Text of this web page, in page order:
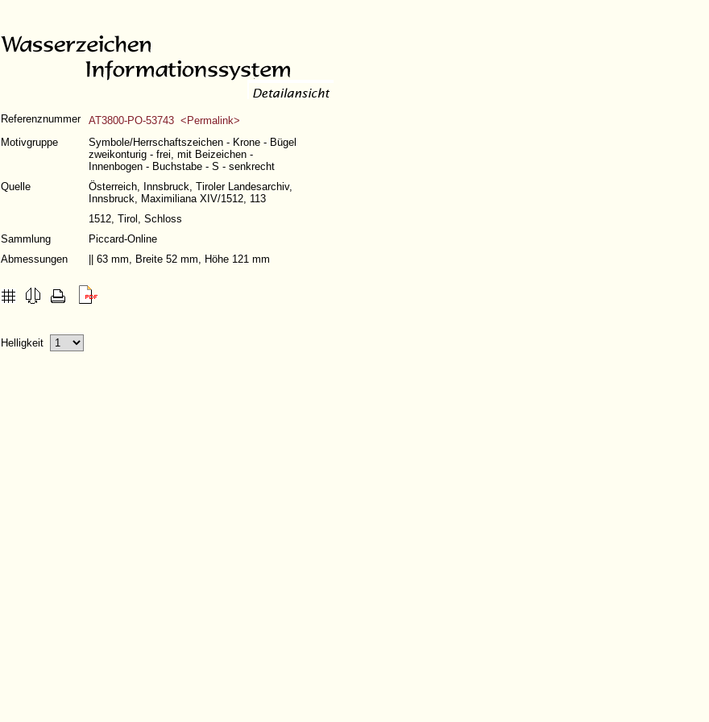
Referenznummer
AT3800-PO-53743 <Permalink>
Motivgruppe
Symbole/Herrschaftszeichen - Krone - Bügel
zweikonturig - frei, mit Beizeichen -
Innenbogen - Buchstabe - S - senkrecht
Quelle
Österreich, Innsbruck, Tiroler Landesarchiv,
Innsbruck, Maximiliana XIV/1512, 113
1512, Tirol, Schloss
Sammlung
Piccard-Online
Abmessungen
|| 63 mm, Breite 52 mm, Höhe 121 mm
Helligkeit